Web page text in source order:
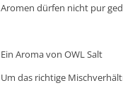
Aromen dürfen nicht pur
Ein Aroma von OWL Salt
Um das richtige